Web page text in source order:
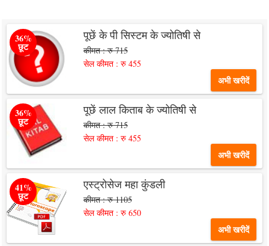
36%
छूट
पूछें के पी सिस्टम के ज्योतिषी से
कीमत : रु 715
सेल कीमत : रु 455
अभी खरीदें
36%
छूट
पूछें लाल किताब के ज्योतिषी से
कीमत : रु 715
सेल कीमत : रु 455
अभी खरीदें
41%
छूट
एस्ट्रोसेज महा कुंडली
कीमत : रु 1105
सेल कीमत : रु 650
अभी खरीदें